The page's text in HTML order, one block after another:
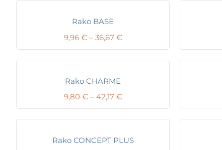
Rako BASE
9,96 € – 36,67 €Price
range:
9,96 €
Rako CHARME
9,80 € – 42,17 €Price
range:
9,80 €
42,17 €
Rako CONCEPT PLUS